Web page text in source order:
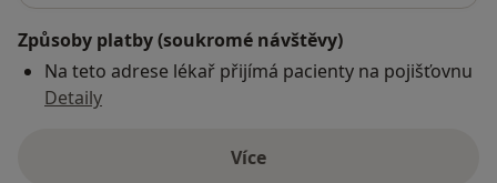
Způsoby platby (soukromé návštěvy)
Na teto adrese lékař přijímá pacienty na pojišťovnu
Detaily
Víceo adrese